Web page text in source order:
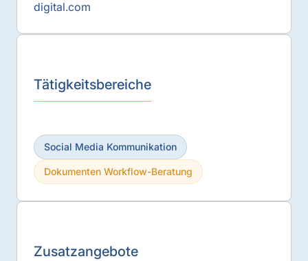
digital.com
Tätigkeitsbereiche
Social Media Kommunikation
Dokumenten Workflow-Beratung
Zusatzangebote